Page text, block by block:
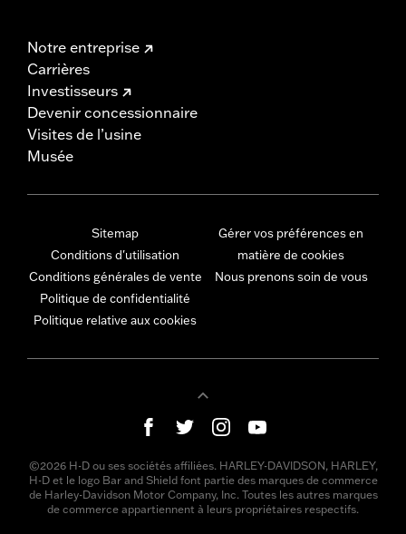
Notre entreprise
Carrières
Investisseurs
Devenir concessionnaire
Visites de l’usine
Musée
Sitemap
Conditions d'utilisation
Conditions générales de vente
Politique de confidentialité
Politique relative aux cookies
Gérer vos préférences en
matière de cookies
Nous prenons soin de vous
©2026 H-D ou ses sociétés affiliées. HARLEY-DAVIDSON, HARLEY,
H-D et le logo Bar and Shield font partie des marques de commerce
de Harley-Davidson Motor Company, Inc. Toutes les autres marques
de commerce appartiennent à leurs propriétaires respectifs.